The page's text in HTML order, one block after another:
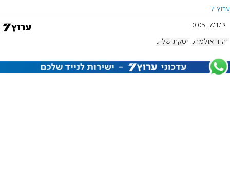
ערוץ 7
7.11.19, 0:05
אהוד אולמרט עסקת שליט